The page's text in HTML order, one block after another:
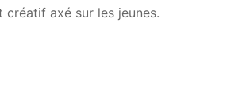
axé sur les jeunes.